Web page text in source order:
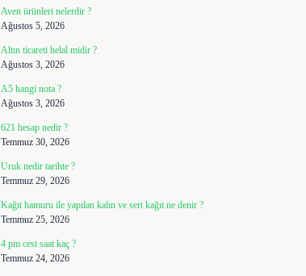
Aven ürünleri nelerdir ?
Ağustos 5, 2026
Altın ticareti helal midir ?
Ağustos 3, 2026
A5 hangi nota ?
Ağustos 3, 2026
621 hesap nedir ?
Temmuz 30, 2026
Uruk nedir tarihte ?
Temmuz 29, 2026
Kağıt hamuru ile yapılan kalın ve sert kağıt ne denir ?
Temmuz 25, 2026
4 pm cest saat kaç ?
Temmuz 24, 2026